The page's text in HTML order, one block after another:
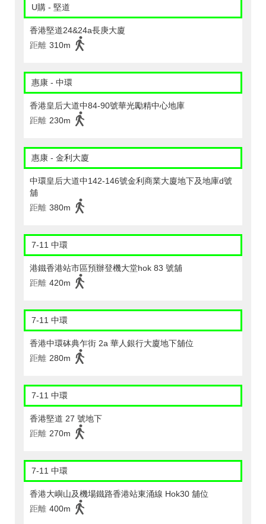
U購 - 堅道
香港堅道24&24a長庚大廈
距離 310m
惠康 - 中環
香港皇后大道中84-90號華光勵精中心地庫
距離 230m
惠康 - 金利大廈
中環皇后大道中142-146號金利商業大廈地下及地庫d號
舖
距離 380m
7-11 中環
港鐵香港站市區預辦登機大堂hok 83 號舖
距離 420m
7-11 中環
香港中環砵典乍街 2a 華人銀行大廈地下舖位
距離 280m
7-11 中環
香港堅道 27 號地下
距離 270m
7-11 中環
香港大嶼山及機場鐵路香港站東涌線 Hok30 舖位
距離 400m